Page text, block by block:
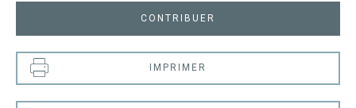
CONTRIBUER
IMPRIMER